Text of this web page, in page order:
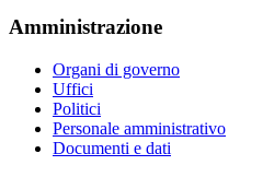
Amministrazione
Organi di governo
Uffici
Politici
Personale amministrativo
Documenti e dati